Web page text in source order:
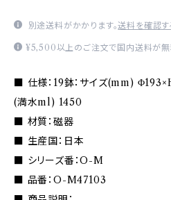
別途送料がかかります。送料を確認す
¥5,500以上のご注文で国内送料が無
■ 仕様：19鉢：サイズ(mm)
(満水ml) 1450
■ 材質：磁器
■ 生産国：日本
■ シリーズ番：O-M
■ 品番：O-M47103